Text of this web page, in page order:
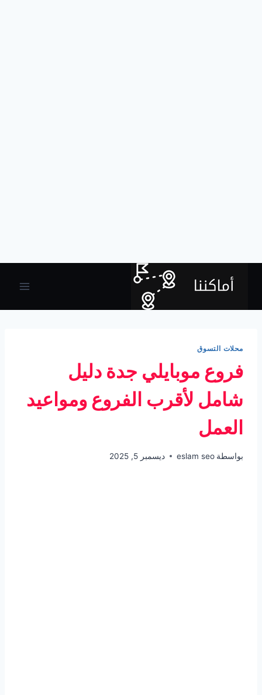
محلات التسوق
فروع موبايلي جدة دليل
شامل لأقرب الفروع ومواعيد
العمل
بواسطة eslam seo ديسمبر 5, 2025